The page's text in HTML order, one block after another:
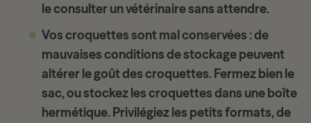
le consulter un vétérinaire sans attendre.
Vos croquettes sont mal conservées : de
mauvaises conditions de stockage peuvent
altérer le goût des croquettes. Fermez bien le
sac, ou stockez les croquettes dans une boîte
hermétique. Privilégiez les petits formats, de